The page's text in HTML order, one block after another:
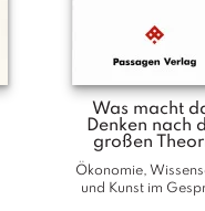
Was macht
Denken nach
großen
Ökonomie,
und Kunst im